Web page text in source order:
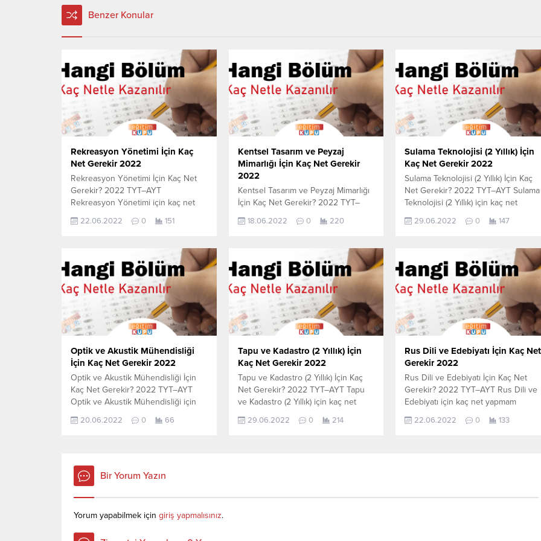
Benzer Konular
Rekreasyon Yönetimi İçin Kaç
Net Gerekir 2022
Rekreasyon Yönetimi İçin Kaç Net
Gerekir? 2022 TYT–AYT
Rekreasyon Yönetimi için kaç net
yapmam gerekir sorusunun cevabını
aşağıdan öğrenebilirsiniz. Bu veriler
yerleşen öğrencilerin yapmış olduğu
netlerdir. YÖKATLAS YKS-TYT Net
Sihirbazı, YKS-TYT Net Sihirbazı.
Sayfamızdaki verilerin tamamı
YÖK tarafından yayınlanmış olan en
son güncel netlerdir. YÖKATLAS-
YÖK Net Sihirbaz...
22.06.2022 0 151
Kentsel Tasarım ve Peyzaj
Mimarlığı İçin Kaç Net Gerekir
2022
Kentsel Tasarım ve Peyzaj Mimarlığı
İçin Kaç Net Gerekir? 2022 TYT–
AYT Kentsel Tasarım ve Peyzaj
Mimarlığı için kaç net yapmam
aşağıdan öğrenebilirsiniz. Bu veriler
2021 TYT-AYT sınavında en son
yerleşen öğrencilerin yapmış olduğu
netlerdir. YÖKATLAS YKS-TYT Net
Sihirbazı, YKS-TYT Net Sihirbazı.
Sayfamızdaki verilerin tamamı
YÖK tarafından yayınlanmış olan en...
18.06.2022 0 220
Sulama Teknolojisi (2 Yıllık) İçin
Kaç Net Gerekir 2022
Sulama Teknolojisi (2 Yıllık) İçin Kaç
Net Gerekir? 2022 TYT–AYT Sulama
Teknolojisi (2 Yıllık) için kaç net
yapmam gerekir sorusunun cevabını
aşağıdan öğrenebilirsiniz. Bu veriler
yerleşen öğrencilerin yapmış olduğu
netlerdir. YÖKATLAS YKS-TYT Net
Sihirbazı, YKS-TYT Net Sihirbazı.
Sayfamızdaki verilerin tamamı
YÖK tarafından yayınlanmış olan en
son güncel...
29.06.2022 0 147
Optik ve Akustik Mühendisliği
İçin Kaç Net Gerekir 2022
Optik ve Akustik Mühendisliği İçin
Kaç Net Gerekir? 2022 TYT–AYT
Optik ve Akustik Mühendisliği için
cevabını aşağıdan öğrenebilirsiniz.
TYT Net Sihirbazı, YKS-TYT Net
Sihirbazı. Sayfamızdaki verilerin
tamamı YÖK tarafından yayınlanmış
olan en son güncel...
20.06.2022 0 66
Tapu ve Kadastro (2 Yıllık) İçin
Kaç Net Gerekir 2022
Tapu ve Kadastro (2 Yıllık) İçin Kaç
Net Gerekir? 2022 TYT–AYT Tapu
ve Kadastro (2 Yıllık) için kaç net
aşağıdan öğrenebilirsiniz. Bu veriler
YÖK tarafından yayınlanmış olan en...
29.06.2022 0 214
Rus Dili ve Edebiyatı İçin Kaç Net
Gerekir 2022
Rus Dili ve Edebiyatı İçin Kaç Net
Gerekir? 2022 TYT–AYT Rus Dili ve
Edebiyatı için kaç net yapmam
aşağıdan öğrenebilirsiniz. Bu veriler
YÖK tarafından yayınlanmış olan en
22.06.2022 0 133
Bir Yorum Yazın
Yorum yapabilmek için giriş yapmalısınız.